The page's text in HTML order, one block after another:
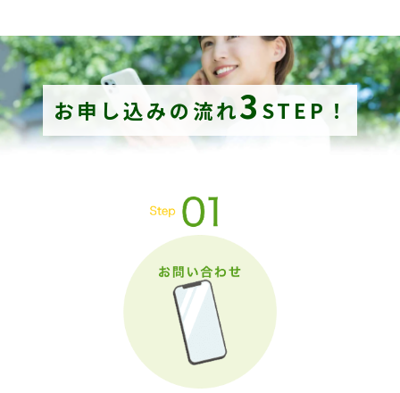
お申し込みの流れ3 STEP！